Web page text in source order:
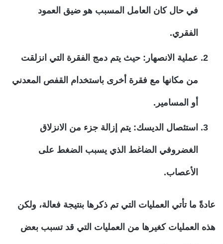
في حال كان العامل المسبب هو ضيق العمود
الفقري.
عملية الانصهار: حيث يتم دمج الفقرة التي انزلقت
من مكانها مع فقرة أخرى باستخدام القفص المعدني
أو المسامير.
استئصال الديسك: يتم إزالة جزء من الانزلاق
الغضروفي الضاغط الذي يسبب الضغط على
الأعصاب.
عادةً ما تأتي العمليات التي تم ذكرها بنتيجة فعالة، ولكن
هذه العمليات كغيرها من العمليات التي قد تسبب بعض